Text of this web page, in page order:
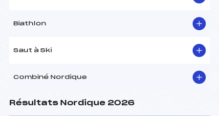
Biathlon
Saut à Ski
Combiné Nordique
Résultats Nordique 2026